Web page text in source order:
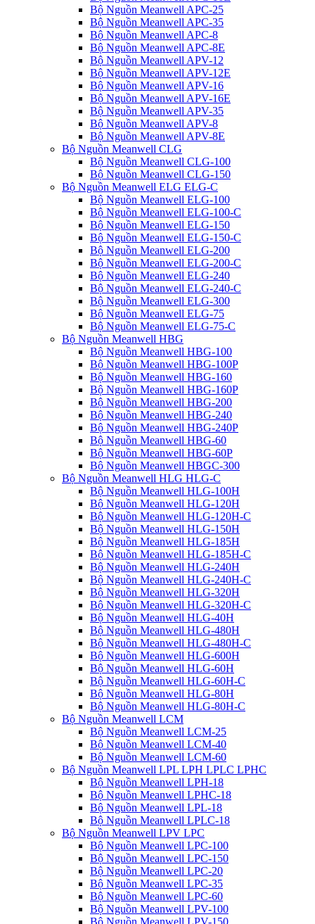
Bộ Nguồn Meanwell APC-25
Bộ Nguồn Meanwell APC-35
Bộ Nguồn Meanwell APC-8
Bộ Nguồn Meanwell APC-8E
Bộ Nguồn Meanwell APV-12
Bộ Nguồn Meanwell APV-12E
Bộ Nguồn Meanwell APV-16
Bộ Nguồn Meanwell APV-16E
Bộ Nguồn Meanwell APV-35
Bộ Nguồn Meanwell APV-8
Bộ Nguồn Meanwell APV-8E
Bộ Nguồn Meanwell CLG
Bộ Nguồn Meanwell CLG-100
Bộ Nguồn Meanwell CLG-150
Bộ Nguồn Meanwell ELG ELG-C
Bộ Nguồn Meanwell ELG-100
Bộ Nguồn Meanwell ELG-100-C
Bộ Nguồn Meanwell ELG-150
Bộ Nguồn Meanwell ELG-150-C
Bộ Nguồn Meanwell ELG-200
Bộ Nguồn Meanwell ELG-200-C
Bộ Nguồn Meanwell ELG-240
Bộ Nguồn Meanwell ELG-240-C
Bộ Nguồn Meanwell ELG-300
Bộ Nguồn Meanwell ELG-75
Bộ Nguồn Meanwell ELG-75-C
Bộ Nguồn Meanwell HBG
Bộ Nguồn Meanwell HBG-100
Bộ Nguồn Meanwell HBG-100P
Bộ Nguồn Meanwell HBG-160
Bộ Nguồn Meanwell HBG-160P
Bộ Nguồn Meanwell HBG-200
Bộ Nguồn Meanwell HBG-240
Bộ Nguồn Meanwell HBG-240P
Bộ Nguồn Meanwell HBG-60
Bộ Nguồn Meanwell HBG-60P
Bộ Nguồn Meanwell HBGC-300
Bộ Nguồn Meanwell HLG HLG-C
Bộ Nguồn Meanwell HLG-100H
Bộ Nguồn Meanwell HLG-120H
Bộ Nguồn Meanwell HLG-120H-C
Bộ Nguồn Meanwell HLG-150H
Bộ Nguồn Meanwell HLG-185H
Bộ Nguồn Meanwell HLG-185H-C
Bộ Nguồn Meanwell HLG-240H
Bộ Nguồn Meanwell HLG-240H-C
Bộ Nguồn Meanwell HLG-320H
Bộ Nguồn Meanwell HLG-320H-C
Bộ Nguồn Meanwell HLG-40H
Bộ Nguồn Meanwell HLG-480H
Bộ Nguồn Meanwell HLG-480H-C
Bộ Nguồn Meanwell HLG-600H
Bộ Nguồn Meanwell HLG-60H
Bộ Nguồn Meanwell HLG-60H-C
Bộ Nguồn Meanwell HLG-80H
Bộ Nguồn Meanwell HLG-80H-C
Bộ Nguồn Meanwell LCM
Bộ Nguồn Meanwell LCM-25
Bộ Nguồn Meanwell LCM-40
Bộ Nguồn Meanwell LCM-60
Bộ Nguồn Meanwell LPL LPH LPLC LPHC
Bộ Nguồn Meanwell LPH-18
Bộ Nguồn Meanwell LPHC-18
Bộ Nguồn Meanwell LPL-18
Bộ Nguồn Meanwell LPLC-18
Bộ Nguồn Meanwell LPV LPC
Bộ Nguồn Meanwell LPC-100
Bộ Nguồn Meanwell LPC-150
Bộ Nguồn Meanwell LPC-20
Bộ Nguồn Meanwell LPC-35
Bộ Nguồn Meanwell LPC-60
Bộ Nguồn Meanwell LPV-100
Bộ Nguồn Meanwell LPV-150